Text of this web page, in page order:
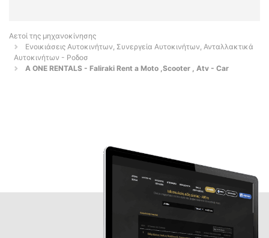
Αετοί της μηχανοκίνησης
Ενοικιάσεις Αυτοκινήτων, Συνεργεία Αυτοκινήτων, Ανταλλακτικά
Αυτοκινήτων - Ροδοσ
A ONE RENTALS - Faliraki Rent a Moto ,Scooter , Atv - Car